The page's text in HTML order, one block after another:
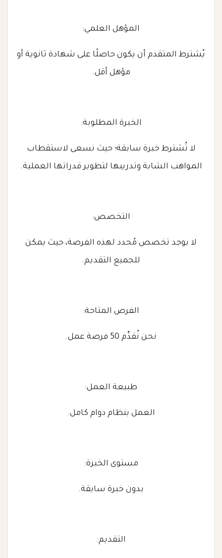
المؤهل العلمي:
يُشترط المتقدم أن يكون حاصلًا على شهادة ثانوية أو
مؤهل أقل.
الخبرة المطلوبة:
لا تُشترط خبرة سابقة؛ حيث نسعى لاستقطاب
المواهب الشابة وتدريبها لتطوير قدراتها العملية.
التخصص:
لا يوجد تخصص مُحدد لهذه الفرصة، حيث يمكن
للجميع التقديم.
الفرص المتاحة:
نحن نُقدِّم 50 فرصة عمل.
طبيعة العمل:
العمل بنظام دوام كامل.
مستوى الخبرة:
بدون خبرة سابقة.
التقديم: